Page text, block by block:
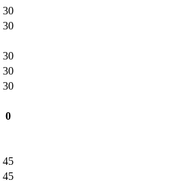
30
30
30
30
30
0
45
45